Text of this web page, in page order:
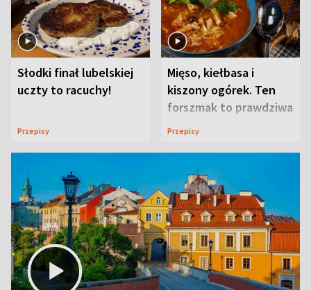
Słodki finał lubelskiej
uczty to racuchy!
Przepisy
Mięso, kiełbasa i
kiszony ogórek. Ten
forszmak to prawdziwa
uczta
Przepisy